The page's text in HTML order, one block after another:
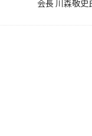
会長 川森敬